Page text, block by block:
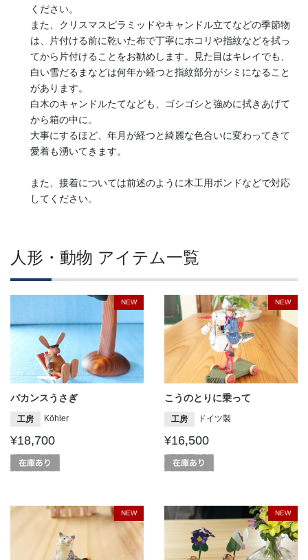
ください。
また、クリスマスピラミッドやキャンドル立てなどの季節物
は、片付ける前に乾いた布で丁寧にホコリや指紋などを拭っ
てから片付けることをお勧めします。見た目はキレイでも、
白い雪だるまなどは何年か経つと指紋部分がシミになること
があります。
白木のキャンドルたてなども、ゴシゴシと強めに拭きあげて
から箱の中に。
大事にするほど、年月が経つと綺麗な色合いに変わってきて
愛着も湧いてきます。
また、接着については前述のように木工用ボンドなどで対応
してください。
人形・動物 アイテム一覧
NEW
バカンスうさぎ
工房 Köhler
¥18,700
NEW
こうのとりに乗って
工房 ドイツ製
¥16,500
NEW NEW